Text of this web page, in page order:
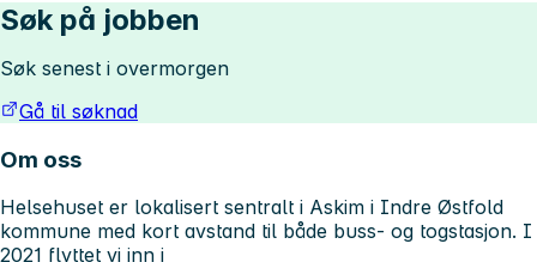
Søk på jobben
Søk senest i overmorgen
Gå til søknad
Om oss
Helsehuset er lokalisert sentralt i Askim i Indre Østfold
kommune med kort avstand til både buss- og togstasjon. I
2021 flyttet vi inn i